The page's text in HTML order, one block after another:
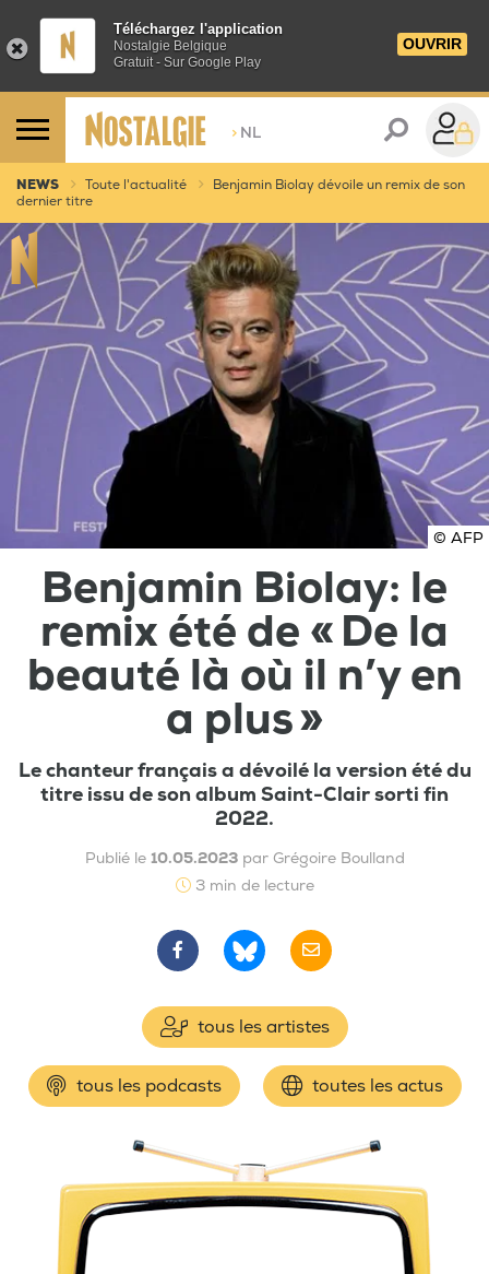
Téléchargez l'application
Nostalgie Belgique
Gratuit - Sur Google Play
OUVRIR
> NL
NEWS Toute l'actualité
Benjamin Biolay dévoile un remix de son
dernier titre
© AFP
Benjamin Biolay: le
remix été de « De la
beauté là où il n’y en
a plus »
Le chanteur français a dévoilé la version été du
titre issu de son album Saint-Clair sorti fin
2022.
Publié le 10.05.2023 par Grégoire Boulland
3 min de lecture
tous les artistes
tous les podcasts toutes les actus